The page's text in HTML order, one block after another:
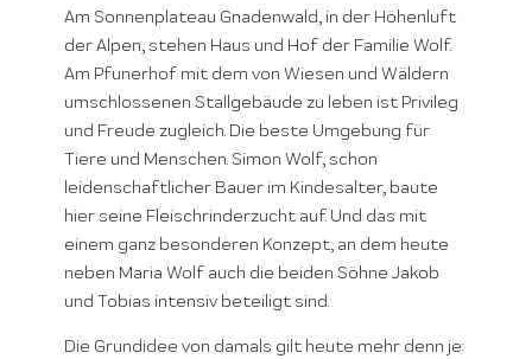
Am Sonnenplateau Gnadenwald, in der Höhenluft
der Alpen, stehen Haus und Hof der Familie Wolf.
Am Pfunerhof mit dem von Wiesen und Wäldern
umschlossenen Stallgebäude zu leben ist Privileg
und Freude zugleich. Die beste Umgebung für
Tiere und Menschen. Simon Wolf, schon
leidenschaftlicher Bauer im Kindesalter, baute
hier seine Fleischrinderzucht auf. Und das mit
einem ganz besonderen Konzept, an dem heute
neben Maria Wolf auch die beiden Söhne Jakob
und Tobias intensiv beteiligt sind.
Die Grundidee von damals gilt heute mehr denn je: